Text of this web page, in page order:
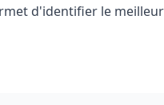
d'identifier le